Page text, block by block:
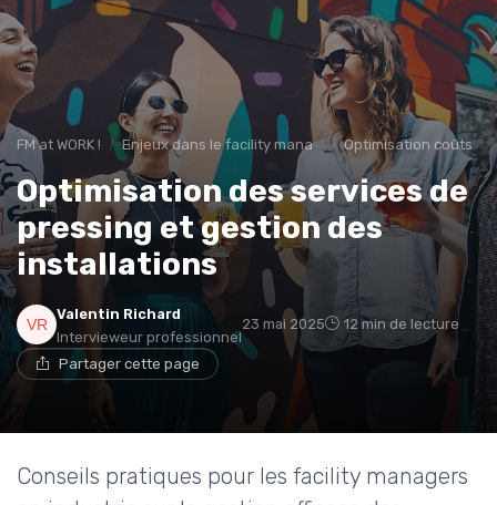
FM at WORK ! Enjeux dans le facility management Optimisation coûts
Optimisation des services de
pressing et gestion des
installations
Valentin Richard
Intervieweur professionnel
23 mai 2025 12 min de lecture
Partager cette page
Conseils pratiques pour les facility managers